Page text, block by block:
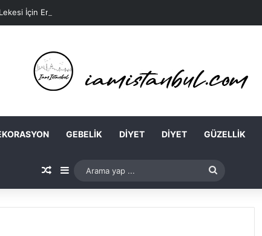
İçin En Kolay Ev Maskeleri Nelerdir?
GEBELIK DIYET DIYET GÜZELLIK
Rastgele Makale
Kenar Bölmesi
Arama
yap